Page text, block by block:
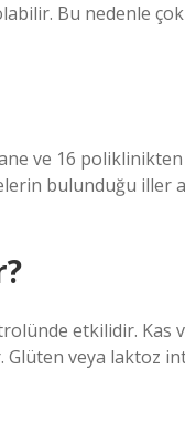
Bu nedenle
ve 16
bulunduğu iller
etkilidir. Kas
Glüten veya laktoz